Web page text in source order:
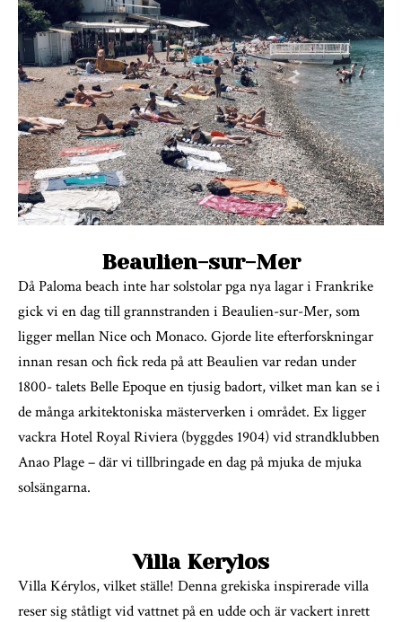
Beaulien-sur-Mer
Då Paloma beach inte har solstolar pga nya lagar i Frankrike
gick vi en dag till grannstranden i Beaulien-sur-Mer, som
ligger mellan Nice och Monaco. Gjorde lite efterforskningar
innan resan och fick reda på att Beaulien var redan under
1800- talets Belle Epoque en tjusig badort, vilket man kan se i
de många arkitektoniska mästerverken i området. Ex ligger
vackra Hotel Royal Riviera (byggdes 1904) vid strandklubben
Anao Plage – där vi tillbringade en dag på mjuka de mjuka
solsängarna.
Villa Kerylos
Villa Kérylos, vilket ställe! Denna grekiska inspirerade villa
reser sig ståtligt vid vattnet på en udde och är vackert inrett